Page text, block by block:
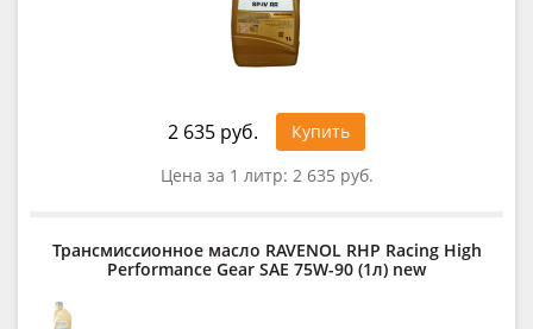
2 635 руб.
Купить
Цена за 1 литр: 2 635 руб.
Трансмиссионное масло RAVENOL RHP Racing High
Performance Gear SAE 75W-90 (1л) new